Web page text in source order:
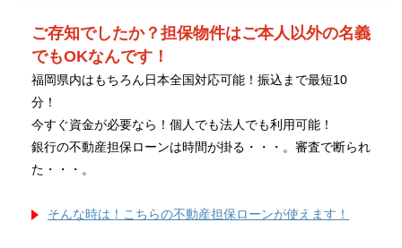
ご存知でしたか？担保物件はご本人以外の名義
でもOKなんです！
福岡県内はもちろん日本全国対応可能！振込まで最短10
分！
今すぐ資金が必要なら！個人でも法人でも利用可能！
銀行の不動産担保ローンは時間が掛る・・・。審査で断られ
た・・・。
そんな時は！こちらの不動産担保ローンが使えます！